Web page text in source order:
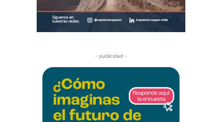
- publicidad -